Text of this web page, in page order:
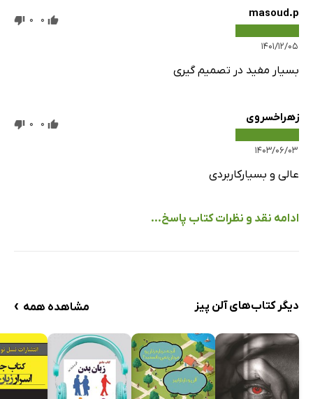
masoud.p
۱۴۰۱/۱۲/۰۵
0
0
بسیار مفید در تصمیم گیری
زهراخسروی
۱۴۰۳/۰۶/۰۳
0
0
عالی و بسیارکاربردی
ادامه نقد و نظرات کتاب پاسخ...
دیگر کتاب‌های آلن پیز مشاهده همه ›